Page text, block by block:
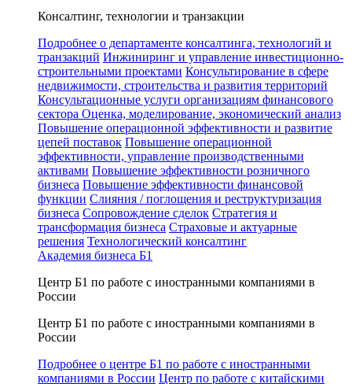
Консалтинг, технологии и транзакции
Подробнее о департаменте консалтинга, технологий и
транзакций Инжиниринг и управление инвестиционно-
строительными проектами Консультирование в сфере
недвижимости, строительства и развития территорий
Консультационные услуги организациям финансового
сектора Оценка, моделирование, экономический анализ
Повышение операционной эффективности и развитие
цепей поставок Повышение операционной
эффективности, управление производственными
активами Повышение эффективности розничного
бизнеса Повышение эффективности финансовой
функции Слияния / поглощения и реструктуризация
бизнеса Сопровождение сделок Стратегия и
трансформация бизнеса Страховые и актуарные
решения Технологический консалтинг
Академия бизнеса Б1
Центр Б1 по работе с иностранными компаниями в
России
Центр Б1 по работе с иностранными компаниями в
России
Подробнее о центре Б1 по работе с иностранными
компаниями в России Центр по работе с китайскими